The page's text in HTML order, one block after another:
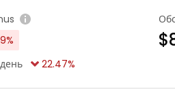
%
22.47%